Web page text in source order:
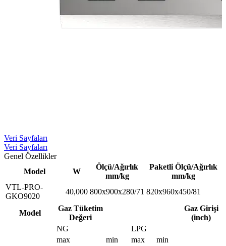
Veri Sayfaları
Veri Sayfaları
Genel Özellikler
Model
W
Ölçü/Ağırlık
mm/kg
Paketli Ölçü/Ağırlık
mm/kg
VTL-PRO-
GKO9020
40,000 800x900x280/71 820x960x450/81
Model
Gaz Tüketim
Değeri
Gaz Girişi
(inch)
NG
LPG
max
min max
min